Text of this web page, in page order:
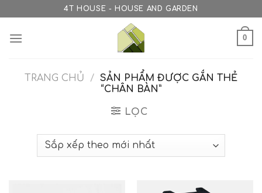
to
content
4T HOUSE - HOUSE AND GARDEN
0
TRANG CHỦ / SẢN PHẨM ĐƯỢC GẮN THẺ
“CHÂN BÀN”
LỌC